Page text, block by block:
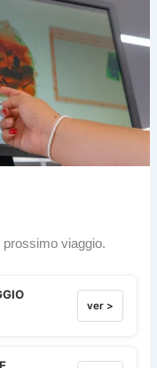
viaggio.
ver >